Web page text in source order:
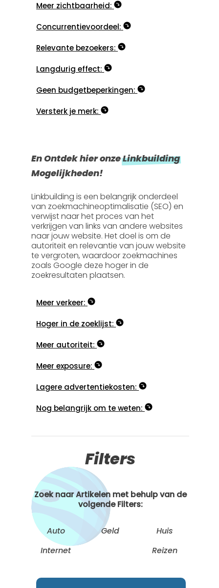
Meer zichtbaarheid:
Concurrentievoordeel:
Relevante bezoekers:
Langdurig effect:
Geen budgetbeperkingen:
Versterk je merk:
En Ontdek hier onzeLinkbuilding
Mogelijkheden!
Linkbuilding is een belangrijk onderdeel
van zoekmachineoptimalisatie (SEO) en
verwijst naar het proces van het
verkrijgen van links van andere websites
naar jouw website. Het doel is om de
autoriteit en relevantie van jouw website
te vergroten, waardoor zoekmachines
zoals Google deze hoger in de
zoekresultaten plaatsen.
Meer verkeer:
Hoger in de zoeklijst:
Meer autoriteit:
Meer exposure:
Lagere advertentiekosten:
Nog belangrijk om te weten:
Filters
Zoek naar Artikelen met behulp van de
volgende Filters:
Auto Geld
Huis
Internet
Reizen